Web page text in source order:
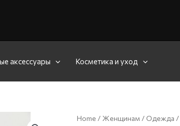
аксессуары Косметика и уход
Home / Женщинам / Одежда /